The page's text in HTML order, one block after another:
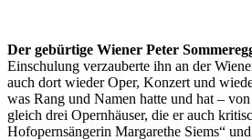
Der gebürtige Wiener Peter
Einschulung verzauberte ihn an der
auch dort wieder Oper, Konzert und
was Rang und Namen hatte und hat –
gleich drei Opernhäuser, die er auch
Hofopernsängerin Margarethe Siems“